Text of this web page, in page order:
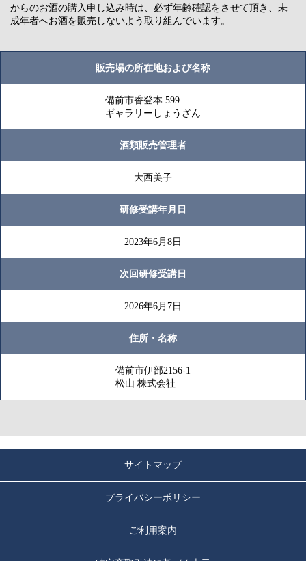
からのお酒の購入申し込み時は、必ず年齢確認をさせて頂き、未
成年者へお酒を販売しないよう取り組んでいます。
販売場の所在地および名称
備前市香登本 599
ギャラリーしょうざん
酒類販売管理者
大西美子
研修受講年月日
2023年6月8日
次回研修受講日
2026年6月7日
住所・名称
備前市伊部2156-1
松山 株式会社
サイトマップ
プライバシーポリシー
ご利用案内